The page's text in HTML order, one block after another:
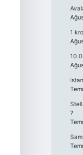
1
?